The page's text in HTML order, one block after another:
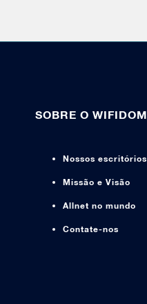
SOBRE O WIFIDOM
Nossos escritórios
Missão e Visão
Allnet no mundo
Contate-nos